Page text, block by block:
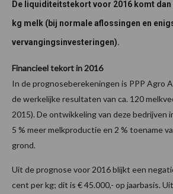
De liquiditeitstekort voor 2016 komt dan
kg melk (bij normale aflossingen en
vervangingsinvesteringen).
Financieel tekort in 2016
In de prognoseberekeningen is PPP Agro
de werkelijke resultaten van ca. 120
2015). De ontwikkeling van deze bedrijven
5 % meer melkproductie en 2 % toename
grond.
Uit de prognose voor 2016 blijkt een
cent per kg; dit is € 45.000,- op jaarbasis.